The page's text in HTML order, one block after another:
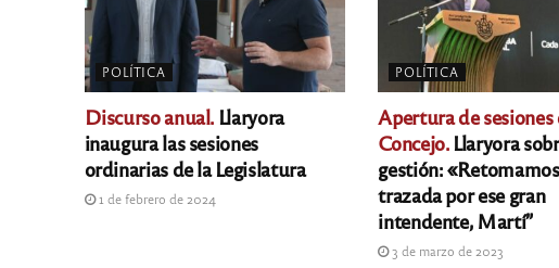
POLÍTICA
Discurso anual. Llaryora
inaugura las sesiones
ordinarias de la Legislatura
1 de febrero de 2024
POLÍTICA
Apertura de sesiones
Concejo.Llaryora
gestión:
trazada por ese gran
intendente, Martí”
3 de marzo de 2023